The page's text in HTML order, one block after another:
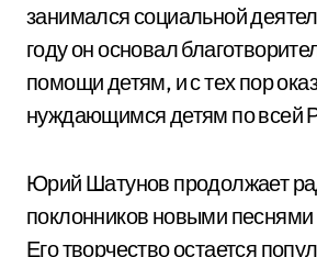
занимался социальной
году он основал
помощи детям, и с тех пор
нуждающимся детям по всей
Юрий Шатунов продолжает
поклонников новыми
Его творчество остается